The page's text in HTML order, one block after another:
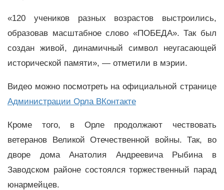
«120 учеников разных возрастов выстроились,
образовав масштабное слово «ПОБЕДА». Так был
создан живой, динамичный символ неугасающей
исторической памяти», — отметили в мэрии.
Видео можно посмотреть на официальной странице
Администрации Орла ВКонтакте
Кроме того, в Орле продолжают чествовать
ветеранов Великой Отечественной войны. Так, во
дворе дома Анатолия Андреевича Рыбина в
Заводском районе состоялся торжественный парад
юнармейцев.